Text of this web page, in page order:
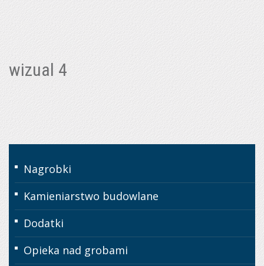
wizual 4
Nagrobki
Kamieniarstwo budowlane
Dodatki
Opieka nad grobami